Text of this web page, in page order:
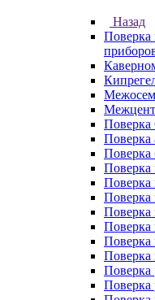
Назад
Поверка
Поверка
Поверка
Поверка
Поверка
Поверка
Поверка
Поверка
Поверка
Поверка
Поверка
Поверка
Поверка